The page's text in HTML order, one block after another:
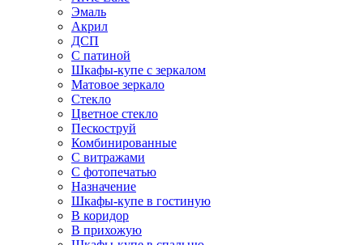
Эмаль
Акрил
ДСП
С патиной
Шкафы-купе с зеркалом
Матовое зеркало
Стекло
Цветное стекло
Пескоструй
Комбинированные
С витражами
С фотопечатью
Назначение
Шкафы-купе в гостиную
В коридор
В прихожую